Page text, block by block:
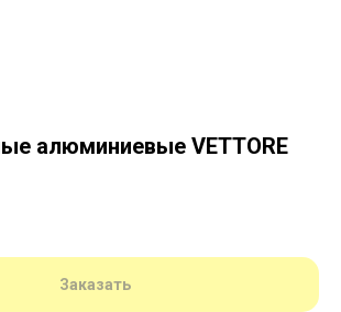
алюминиевые VETTORE
Заказать